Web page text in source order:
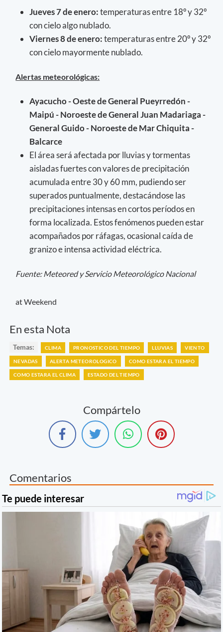
Jueves 7 de enero:temperaturas entre 18º y 32º
con cielo algo nublado.
Viernes 8 de enero:temperaturas entre 20º y 32º
con cielo mayormente nublado.
Alertas meteorológicas:
Ayacucho - Oeste de General Pueyrredón -
Maipú - Noroeste de General Juan Madariaga -
General Guido - Noroeste de Mar Chiquita -
Balcarce
El área será afectada por lluvias y tormentas
aisladas fuertes con valores de precipitación
acumulada entre 30 y 60 mm, pudiendo ser
superados puntualmente, destacándose las
precipitaciones intensas en cortos períodos en
forma localizada. Estos fenómenos pueden estar
acompañados por ráfagas, ocasional caída de
granizo e intensa actividad eléctrica.
Fuente: Meteored y Servicio Meteorológico Nacional
at Weekend
En esta Nota
Temas: CLIMA PRONOSTICO DEL TIEMPO LLUVIAS VIENTO
NEVADAS ALERTA METEOROLOGICO COMO ESTARA EL TIEMPO
COMO ESTARA EL CLIMA ESTADO DEL TIEMPO
Compártelo
Comentarios